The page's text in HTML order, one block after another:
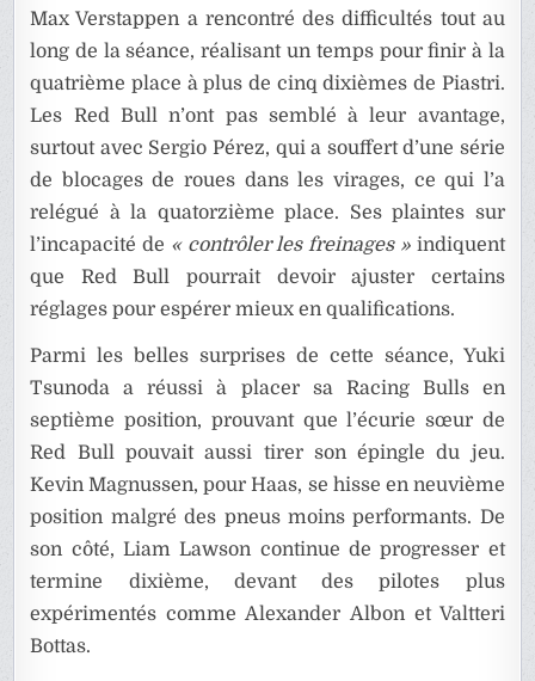
Max Verstappen a rencontré des difficultés tout au
long de la séance, réalisant un temps pour finir à la
quatrième place à plus de cinq dixièmes de Piastri.
Les Red Bull n’ont pas semblé à leur avantage,
surtout avec Sergio Pérez, qui a souffert d’une série
de blocages de roues dans les virages, ce qui l’a
relégué à la quatorzième place. Ses plaintes sur
l’incapacité de « contrôler les freinages » indiquent
que Red Bull pourrait devoir ajuster certains
réglages pour espérer mieux en qualifications.
Parmi les belles surprises de cette séance, Yuki
Tsunoda a réussi à placer sa Racing Bulls en
septième position, prouvant que l’écurie sœur de
Red Bull pouvait aussi tirer son épingle du jeu.
Kevin Magnussen, pour Haas, se hisse en neuvième
position malgré des pneus moins performants. De
son côté, Liam Lawson continue de progresser et
termine dixième, devant des pilotes plus
expérimentés comme Alexander Albon et Valtteri
Bottas.